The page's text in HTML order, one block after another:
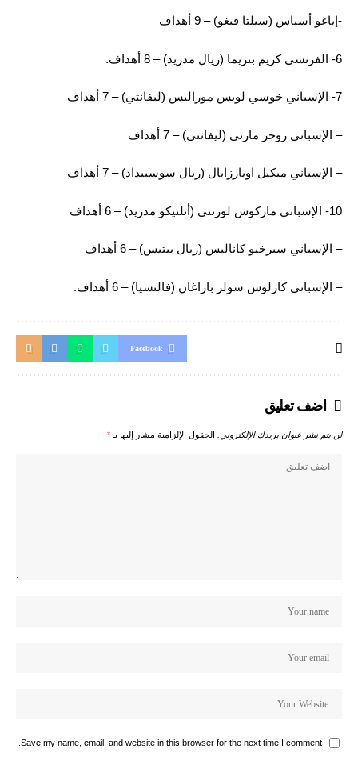
-إياغو أسباس (سيلتا فيغو) – 9 أهداف
6- الفرنسي كريم بنزيما (ريال مدريد) – 8 أهداف.
7- الإسباني خوسي لويس موراليس (ليفانتي) – 7 أهداف
– الإسباني روجر مارتي (ليفانتي) – 7 أهداف
– الإسباني ميكيل اويارزابال (ريال سوسييداد) – 7 أهداف
10- الإسباني ماركوس لورنتي (أتلتيكو مدريد) – 6 أهداف
– الإسباني سيرخيو كاناليس (ريال بيتيس) – 6 أهداف
– الإسباني كارلوس سولر باراغان (فالنسيا) – 6 أهداف.
Facebook
اضف تعليق
لن يتم نشر عنوان بريدك الإلكتروني. الحقول الإلزامية مشار إليها بـ *
Save my name, email, and website in this browser for the next time I comment.